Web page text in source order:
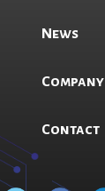
News
Company
Contact